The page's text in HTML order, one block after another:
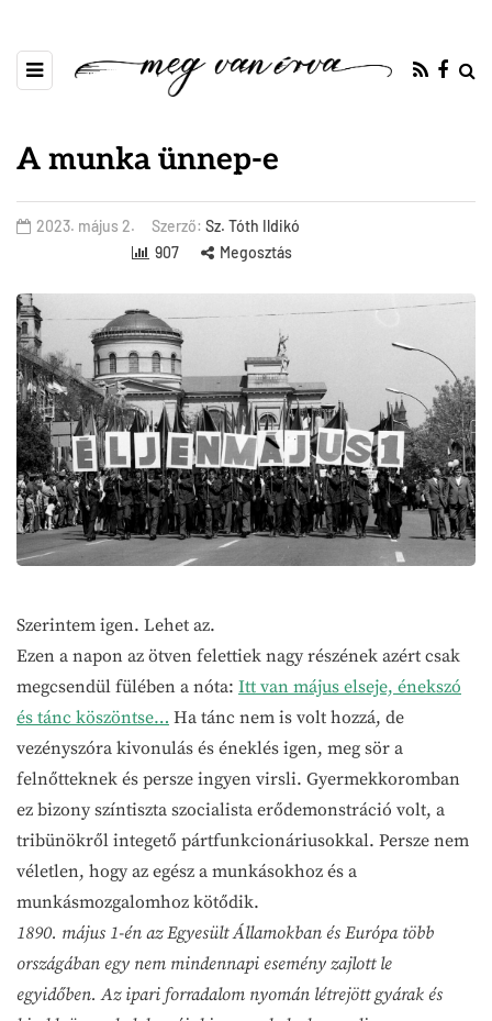
A munka ünnep-e
2023. május 2. Szerző: Sz. Tóth Ildikó
907
Megosztás
Szerintem igen. Lehet az.
Ezen a napon az ötven felettiek nagy részének azért csak
megcsendül fülében a nóta: Itt van május elseje, énekszó
és tánc köszöntse… Ha tánc nem is volt hozzá, de
vezényszóra kivonulás és éneklés igen, meg sör a
felnőtteknek és persze ingyen virsli. Gyermekkoromban
ez bizony színtiszta szocialista erődemonstráció volt, a
tribünökről integető pártfunkcionáriusokkal. Persze nem
véletlen, hogy az egész a munkásokhoz és a
munkásmozgalomhoz kötődik.
1890. május 1-én az Egyesült Államokban és Európa több
országában egy nem mindennapi esemény zajlott le
egyidőben. Az ipari forradalom nyomán létrejött gyárak és